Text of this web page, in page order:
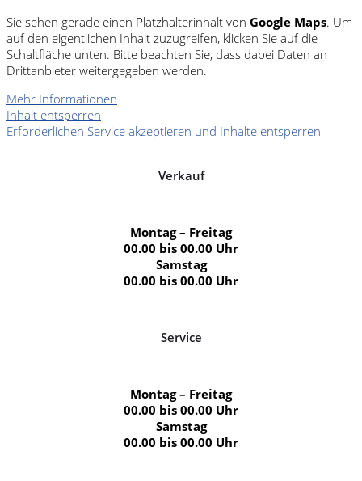
Sie sehen gerade einen Platzhalterinhalt von Google Maps. Um
auf den eigentlichen Inhalt zuzugreifen, klicken Sie auf die
Schaltfläche unten. Bitte beachten Sie, dass dabei Daten an
Drittanbieter weitergegeben werden.
Mehr Informationen
Inhalt entsperren
Erforderlichen Service akzeptieren und Inhalte entsperren
Verkauf
Montag – Freitag
00.00 bis 00.00 Uhr
Samstag
00.00 bis 00.00 Uhr
Service
Montag – Freitag
00.00 bis 00.00 Uhr
Samstag
00.00 bis 00.00 Uhr